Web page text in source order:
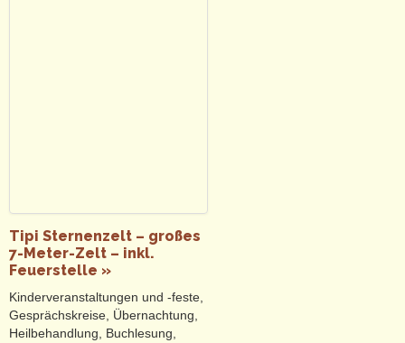
Tipi Sternenzelt – großes
7-Meter-Zelt – inkl.
Feuerstelle »
Kinderveranstaltungen und -feste,
Gesprächskreise, Übernachtung,
Heilbehandlung, Buchlesung,